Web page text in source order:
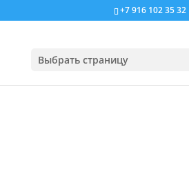
+7 916 102 35 32
Выбрать страницу